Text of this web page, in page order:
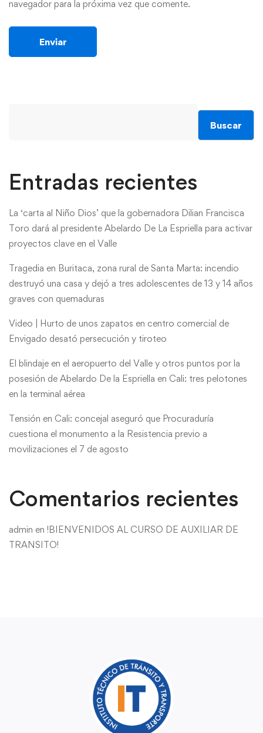
navegador para la próxima vez que comente.
Buscar
Entradas recientes
La ‘carta al Niño Dios’ que la gobernadora Dilian Francisca
Toro dará al presidente Abelardo De La Espriella para activar
proyectos clave en el Valle
Tragedia en Buritaca, zona rural de Santa Marta: incendio
destruyó una casa y dejó a tres adolescentes de 13 y 14 años
graves con quemaduras
Video | Hurto de unos zapatos en centro comercial de
Envigado desató persecución y tiroteo
El blindaje en el aeropuerto del Valle y otros puntos por la
posesión de Abelardo De la Espriella en Cali: tres pelotones
en la terminal aérea
Tensión en Cali: concejal aseguró que Procuraduría
cuestiona el monumento a la Resistencia previo a
movilizaciones el 7 de agosto
Comentarios recientes
admin en !BIENVENIDOS AL CURSO DE AUXILIAR DE
TRANSITO!